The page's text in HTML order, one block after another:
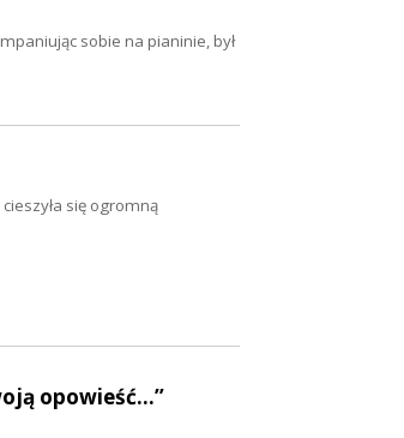
sobie na pianinie, był
się ogromną
opowieść...”